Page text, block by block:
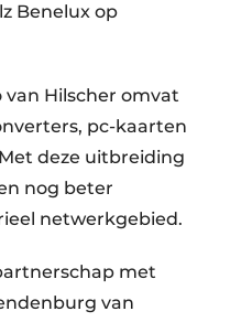
Benelux op
Hilscher omvat
pc-kaarten
deze uitbreiding
nog beter
netwerkgebied.
met
van